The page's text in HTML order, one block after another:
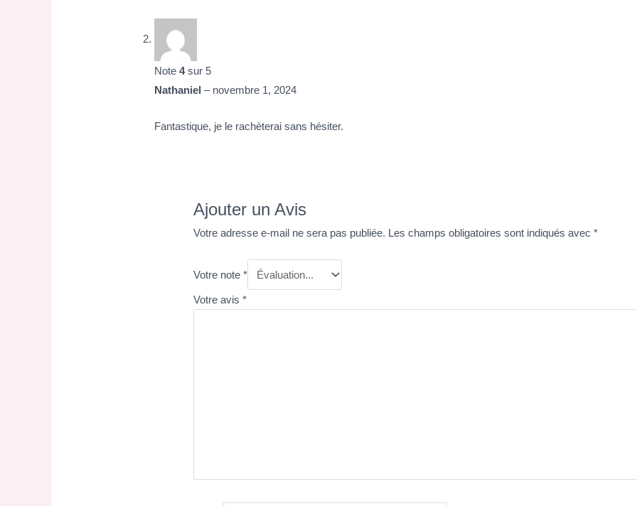
Note4sur 5
Nathaniel– novembre 1, 2024
Fantastique, je le rachèterai sans hésiter.
Ajouter un Avis
Votre adresse e-mail ne sera pas publiée. Les champs obligatoires sont indiqués avec*
Votre note*
Votre avis*